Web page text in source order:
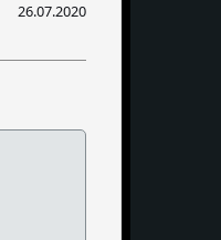
26.07.2020